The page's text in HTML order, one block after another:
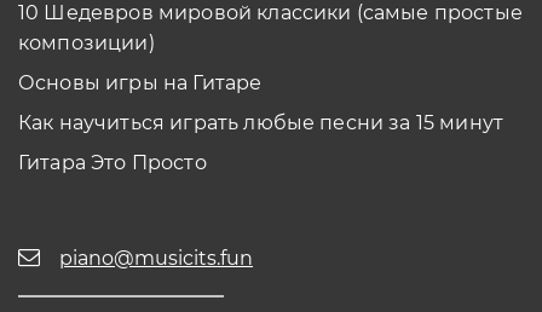
10 Шедевров мировой классики (самые простые
композиции)
Основы игры на Гитаре
Как научиться играть любые песни за 15 минут
Гитара Это Просто
piano@musicits.fun